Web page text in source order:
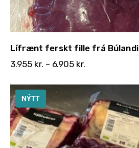
Lífrænt ferskt fille frá Búlandi
3.955 kr. – 6.905 kr.
NÝTT